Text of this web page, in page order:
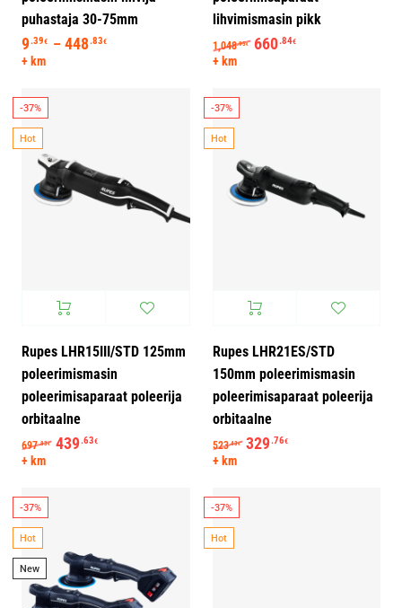
puhastaja 30-75mm
9.39€ – 448.83€ Hinnavahemik: 9.39€ kuni 448.83€
+ km
lihvimismasin pikk
1,048.95€ Algne hind oli:
660.84€
+ km
-37%
Hot
Rupes LHR15III/STD 125mm
poleerimismasin
poleerimisaparaat poleerija
orbitaalne
697.83€ Algne hind oli: 697.83€.
439.63€ Praegune hind on: 439.63€.
+ km
-37%
Hot
Rupes LHR21ES/STD
150mm poleerimismasin
poleerimisaparaat poleerija
orbitaalne
523.43€ Algne hind oli: 523.43€.
329.76€
+ km
-37%
Hot
New
-37%
Hot